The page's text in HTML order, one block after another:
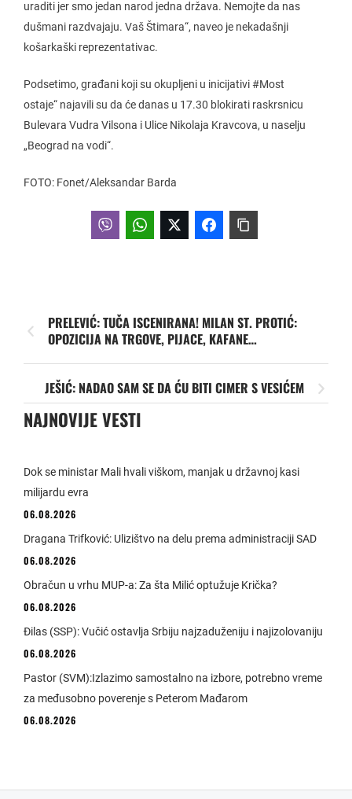
uraditi jer smo jedan narod jedna država. Nemojte da nas
dušmani razdvajaju. Vaš Štimara“, naveo je nekadašnji
košarkaški reprezentativac.
Podsetimo, građani koji su okupljeni u inicijativi #Most
ostaje“ najavili su da će danas u 17.30 blokirati raskrsnicu
Bulevara Vudra Vilsona i Ulice Nikolaja Kravcova, u naselju
„Beograd na vodi“.
FOTO: Fonet/Aleksandar Barda
PRELEVIĆ: TUČA ISCENIRANA! MILAN ST. PROTIĆ:
OPOZICIJA NA TRGOVE, PIJACE, KAFANE…
JEŠIĆ: NADAO SAM SE DA ĆU BITI CIMER S VESIĆEM
NAJNOVIJE VESTI
Dok se ministar Mali hvali viškom, manjak u državnoj kasi
milijardu evra
06.08.2026
Dragana Trifković: Ulizištvo na delu prema administraciji SAD
06.08.2026
Obračun u vrhu MUP-a: Za šta Milić optužuje Krička?
06.08.2026
Đilas (SSP): Vučić ostavlja Srbiju najzaduženiju i najizolovaniju
06.08.2026
Pastor (SVM):Izlazimo samostalno na izbore, potrebno vreme
za međusobno poverenje s Peterom Mađarom
06.08.2026